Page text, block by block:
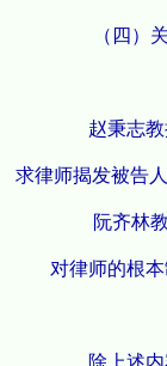
（四）关
赵秉志教授
求律师揭发被告
阮齐林教授
对律师的根
除上述内容